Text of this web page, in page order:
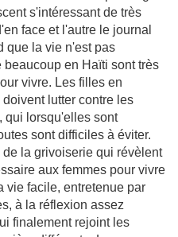
s'intéressant de très
face et l'autre le journal
que la vie n'est pas
en Haïti sont très
vivre. Les filles en
lutter contre les
qui lorsqu'elles sont
sont difficiles à éviter.
la grivoiserie qui révèlent
aux femmes pour vivre
vie facile, entretenue par
à la réflexion assez
finalement rejoint les